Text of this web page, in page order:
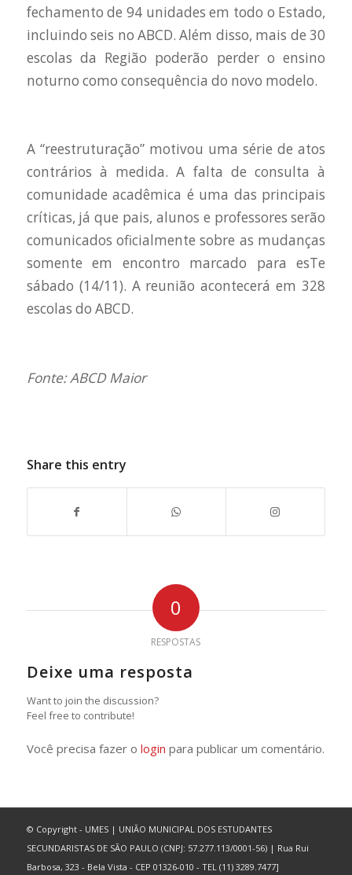
fechamento de 94 unidades em todo o Estado,
incluindo seis no ABCD. Além disso, mais de 30
escolas da Região poderão perder o ensino
noturno como consequência do novo modelo.
A “reestruturação” motivou uma série de atos
contrários à medida. A falta de consulta à
comunidade acadêmica é uma das principais
críticas, já que pais, alunos e professores serão
comunicados oficialmente sobre as mudanças
somente em encontro marcado para esTe
sábado (14/11). A reunião acontecerá em 328
escolas do ABCD.
Fonte: ABCD Maior
Share this entry
0
RESPOSTAS
Deixe uma resposta
Want to join the discussion?
Feel free to contribute!
Você precisa fazer o login para publicar um comentário.
© Copyright - UMES | UNIÃO MUNICIPAL DOS ESTUDANTES
SECUNDARISTAS DE SÃO PAULO (CNPJ: 57.277.113/0001-56) | Rua Rui
Barbosa, 323 - Bela Vista - CEP 01326-010 - TEL (11) 3289.7477]